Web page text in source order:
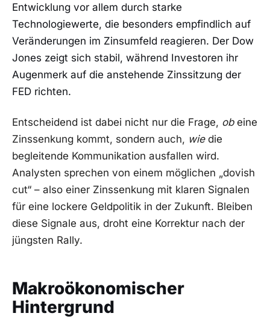
Entwicklung vor allem durch starke
Technologiewerte, die besonders empfindlich auf
Veränderungen im Zinsumfeld reagieren. Der Dow
Jones zeigt sich stabil, während Investoren ihr
Augenmerk auf die anstehende Zinssitzung der
FED richten.
Entscheidend ist dabei nicht nur die Frage, obeine
Zinssenkung kommt, sondern auch, wiedie
begleitende Kommunikation ausfallen wird.
Analysten sprechen von einem möglichen „dovish
cut“ – also einer Zinssenkung mit klaren Signalen
für eine lockere Geldpolitik in der Zukunft. Bleiben
diese Signale aus, droht eine Korrektur nach der
jüngsten Rally.
Makroökonomischer
Hintergrund